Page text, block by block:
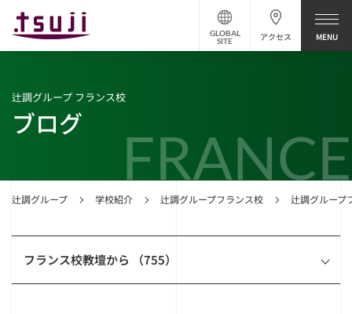
アクセス
GLOBAL
SITE
FRANCE
辻調グループ 学校紹介 辻調グループフランス校 辻調グループ
辻調グループ フランス校
ブログ
フランス校教壇から （755）